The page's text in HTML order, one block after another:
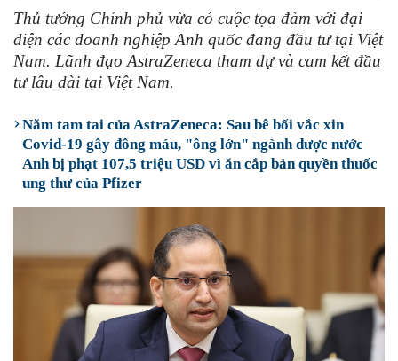
Thủ tướng Chính phủ vừa có cuộc tọa đàm với đại
diện các doanh nghiệp Anh quốc đang đầu tư tại Việt
Nam. Lãnh đạo AstraZeneca tham dự và cam kết đầu
tư lâu dài tại Việt Nam.
Năm tam tai của AstraZeneca: Sau bê bối vắc xin
Covid-19 gây đông máu, "ông lớn" ngành dược nước
Anh bị phạt 107,5 triệu USD vì ăn cắp bản quyền thuốc
ung thư của Pfizer